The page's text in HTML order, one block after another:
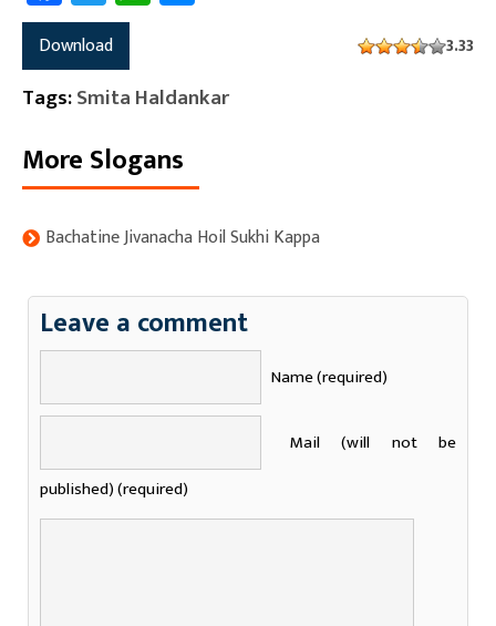
Download 3.33
Tags:Smita Haldankar
More Slogans
Bachatine Jivanacha Hoil Sukhi Kappa
Leave a comment
Name (required)
Mail (will not be
published) (required)